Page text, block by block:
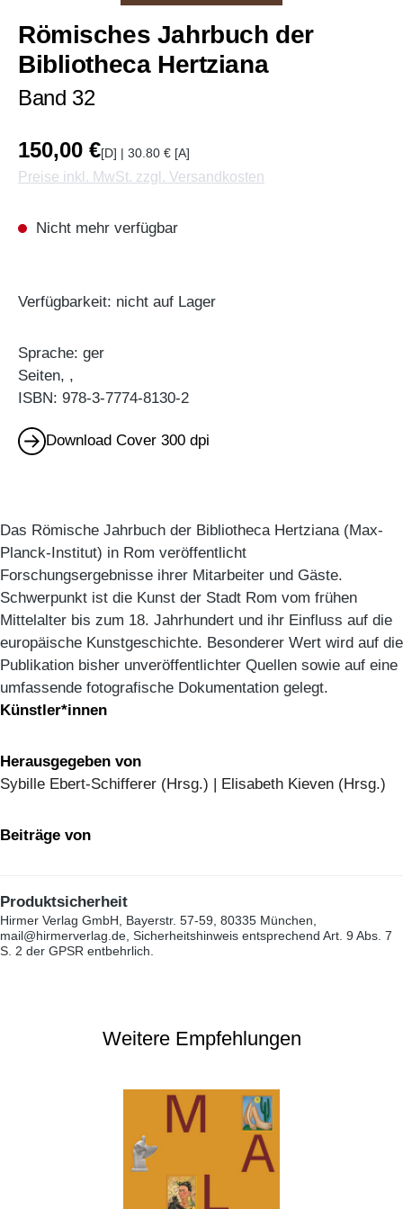
Römisches Jahrbuch der
Bibliotheca Hertziana
Band 32
150,00 €[D] | 30.80 € [A]
Preise inkl. MwSt. zzgl. Versandkosten
Nicht mehr verfügbar
Verfügbarkeit: nicht auf Lager
Sprache: ger
Seiten, ,
ISBN: 978-3-7774-8130-2
Download Cover 300 dpi
Das Römische Jahrbuch der Bibliotheca Hertziana (Max-
Planck-Institut) in Rom veröffentlicht
Forschungsergebnisse ihrer Mitarbeiter und Gäste.
Schwerpunkt ist die Kunst der Stadt Rom vom frühen
Mittelalter bis zum 18. Jahrhundert und ihr Einfluss auf die
europäische Kunstgeschichte. Besonderer Wert wird auf die
Publikation bisher unveröffentlichter Quellen sowie auf eine
umfassende fotografische Dokumentation gelegt.
Künstler*innen
Herausgegeben von
Sybille Ebert-Schifferer (Hrsg.) | Elisabeth Kieven (Hrsg.)
Beiträge von
Produktsicherheit
Hirmer Verlag GmbH, Bayerstr. 57-59, 80335 München,
mail@hirmerverlag.de, Sicherheitshinweis entsprechend Art. 9 Abs. 7
S. 2 der GPSR entbehrlich.
Weitere Empfehlungen